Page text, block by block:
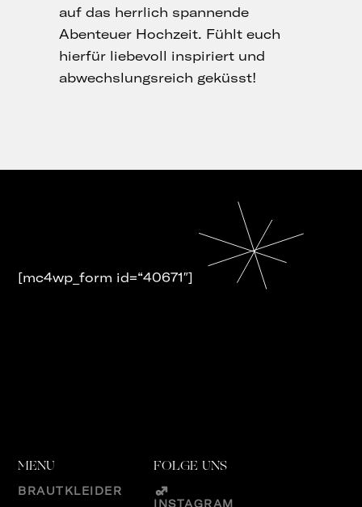
auf das herrlich spannende
Abenteuer Hochzeit. Fühlt euch
hierfür liebevoll inspiriert und
abwechslungsreich geküsst!
[mc4wp_form id=“40671″]
MENU
BRAUTKLEIDER
FOLGE UNS
INSTAGRAM